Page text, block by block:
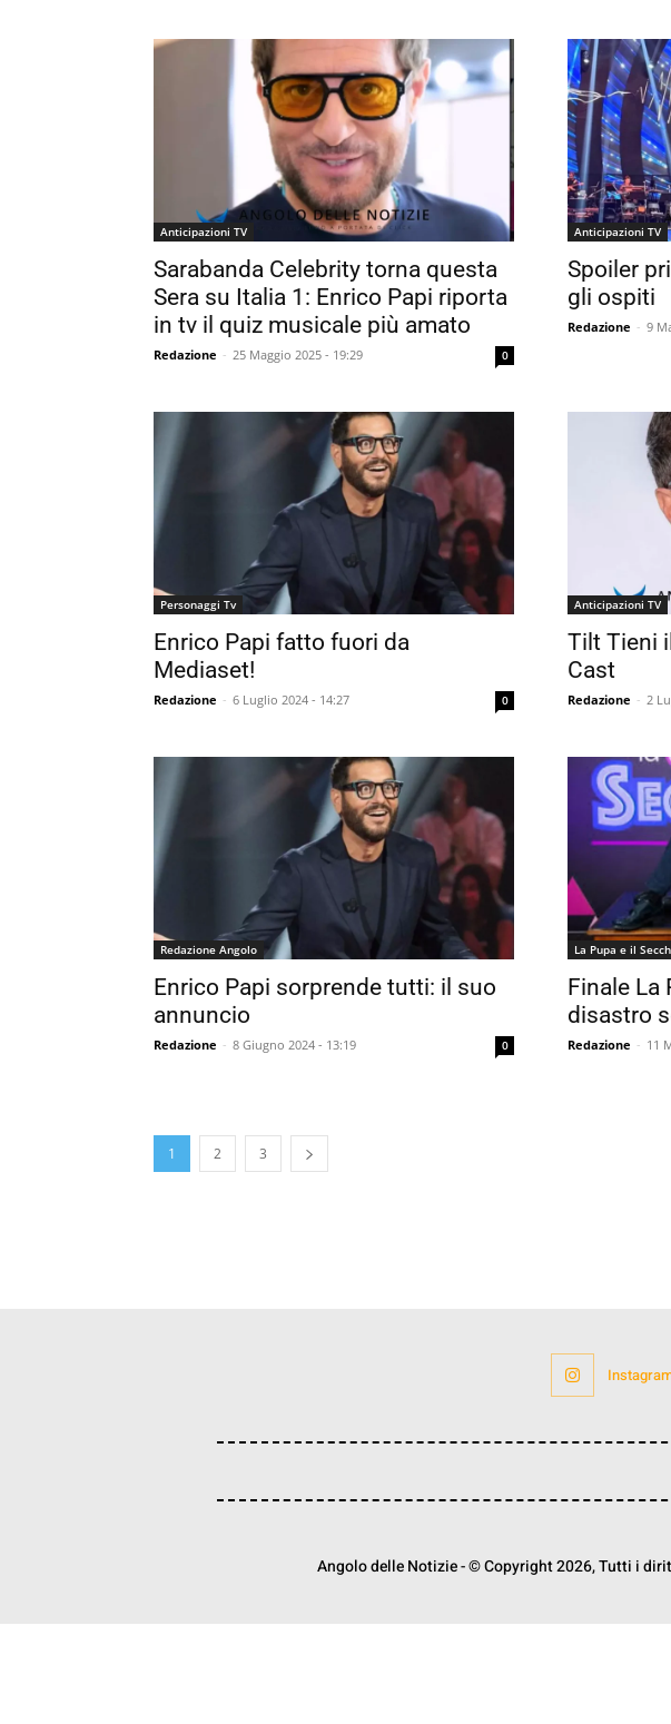
Anticipazioni TV
Sarabanda Celebrity torna questa
Sera su Italia 1: Enrico Papi riporta
in tv il quiz musicale più amato
Redazione - 25 Maggio 2025 - 19:29 0
Anticipazioni TV
Spoiler
gli ospiti
Redazione - 9
Personaggi Tv
Enrico Papi fatto fuori da
Mediaset!
Redazione - 6 Luglio 2024 - 14:27 0
Anticipazioni TV
Tilt Tieni
Cast
Redazione - 2
Redazione Angolo
Enrico Papi sorprende tutti: il suo
annuncio
Redazione - 8 Giugno 2024 - 13:19 0
La Pupa e il
Finale La
disastro
Redazione - 11
1 2 3
Angolo delle Notizie - © Copyright 2026, Tutti i